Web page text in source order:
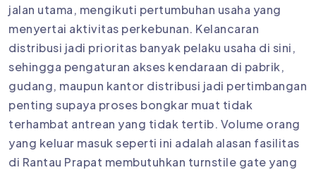
jalan utama, mengikuti pertumbuhan usaha yang
menyertai aktivitas perkebunan. Kelancaran
distribusi jadi prioritas banyak pelaku usaha di sini,
sehingga pengaturan akses kendaraan di pabrik,
gudang, maupun kantor distribusi jadi pertimbangan
penting supaya proses bongkar muat tidak
terhambat antrean yang tidak tertib. Volume orang
yang keluar masuk seperti ini adalah alasan fasilitas
di Rantau Prapat membutuhkan turnstile gate yang